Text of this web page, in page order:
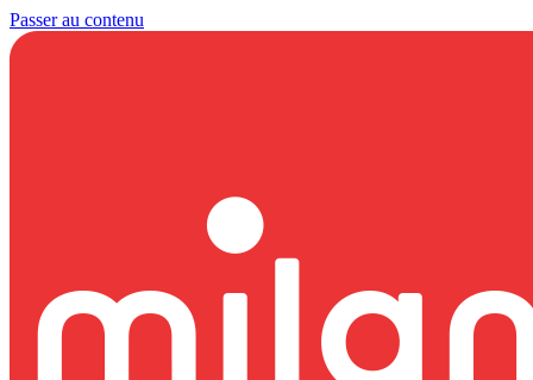
Passer au contenu